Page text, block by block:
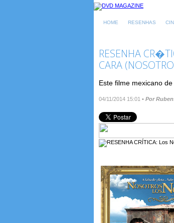
HOME RESENHAS
RESENHA
CARA
Este filme mexicano
04/11/2014 15:01 • Por